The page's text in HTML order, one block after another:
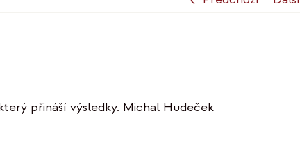
přináší výsledky. Michal Hudeček